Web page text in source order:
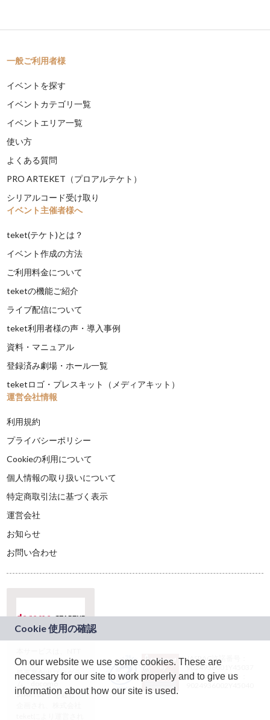
一般ご利用者様
イベントを探す
イベントカテゴリ一覧
イベントエリア一覧
使い方
よくある質問
PRO ARTEKET（プロアルテケト）
シリアルコード受け取り
イベント主催者様へ
teket(テケト)とは？
イベント作成の方法
ご利用料金について
teketの機能ご紹介
ライブ配信について
teket利用者様の声・導入事例
資料・マニュアル
登録済み劇場・ホール一覧
teketロゴ・プレスキット（メディアキット）
運営会社情報
利用規約
プライバシーポリシー
Cookieの利用について
個人情報の取り扱いについて
特定商取引法に基づく表示
運営会社
お知らせ
お問い合わせ
ドコモグループの新
規事業創出プログラ
ム「docomo
STARTUP」を通じて
JASRAC許諾番号：
9024936001Y45037
JASRAC許諾番号：
On our website we use some cookies. These are
necessary for our site to work properly and to give us
information about how our site is used.